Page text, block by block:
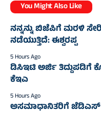
You Might Also Like
ನನ್ನನ್ನು ಬಿಜೆಪಿಗೆ ಮರಳಿ
ನಡೆಯುತ್ತಿದೆ: ಈಶ್ವರಪ್ಪ
5 Hours Ago
ಡಿಸಿಇಟಿ ಅರ್ಜಿ ತಿದ್ದುಪಡಿಗೆ
ಕೆಇಎ
5 Hours Ago
ಅಸಮಾಧಾನಿತರಿಗೆ ಜೆಡಿಎಸ್‌‍